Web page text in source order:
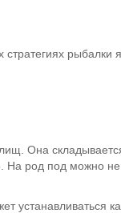
Она
род под можно